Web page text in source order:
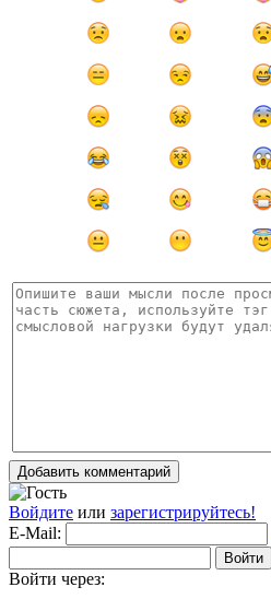
Добавить комментарий
Войдите или зарегистрируйтесь!
E-Mail:
Войти
Войти через: